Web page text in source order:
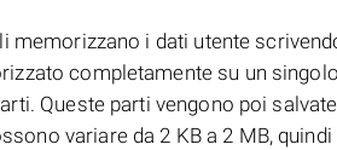
memorizzano i dati utente
completamente su un
Queste parti vengono poi
variare da 2 KB a 2 MB,